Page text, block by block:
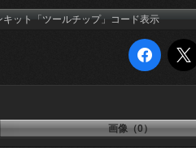
キット「ツールチップ」コード表示
画像（0）